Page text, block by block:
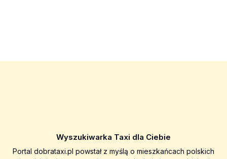
Wyszukiwarka Taxi dla Ciebie
Portal dobrataxi.pl powstał z myślą o mieszkańcach polskich